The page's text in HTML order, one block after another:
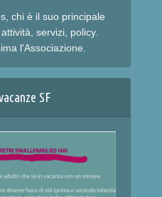
chi è il suo principale
servizi, policy.
l'Associazione.
SF